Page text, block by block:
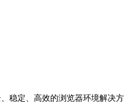
稳定、高效的浏览器环境解决方